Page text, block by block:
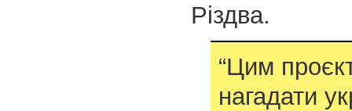
Різдва.
“Цим
нагадати